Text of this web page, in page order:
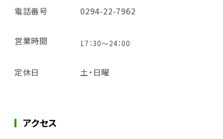
電話番号 0294-22-7962
営業時間 17：30～24：00
定休日 土・日曜
アクセス